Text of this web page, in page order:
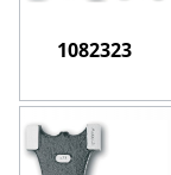
1082323